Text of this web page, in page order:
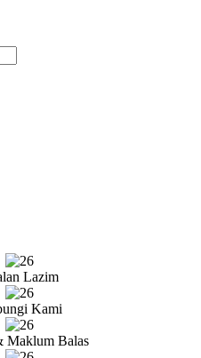
Lazim
Kami
Maklum Balas